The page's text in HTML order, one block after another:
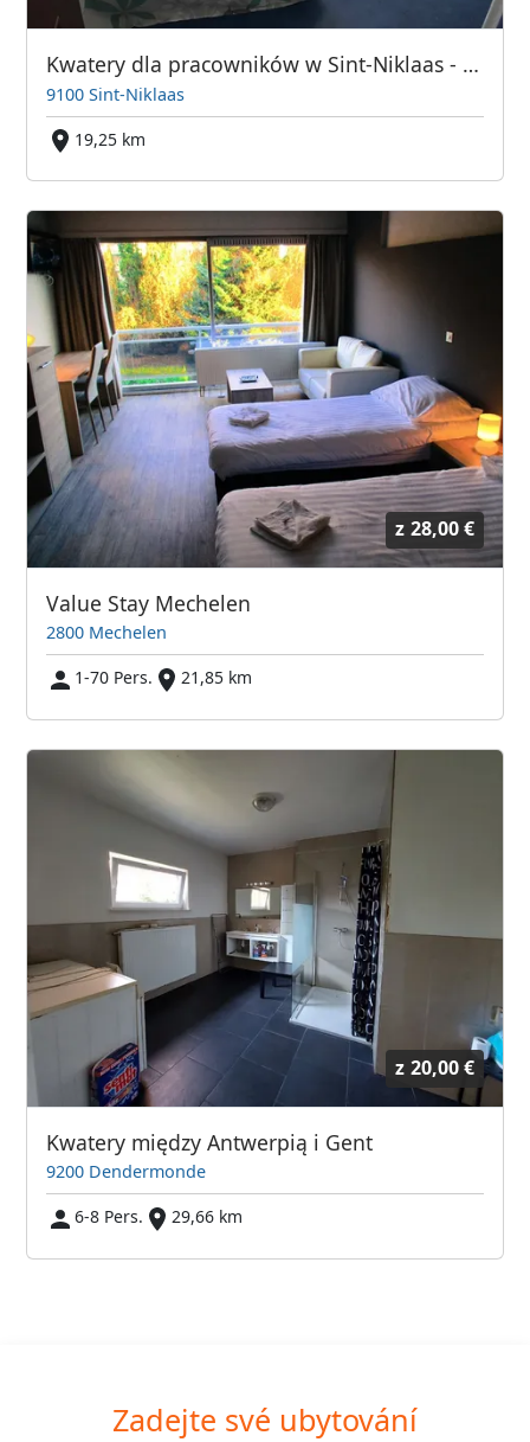
Kwatery dla pracowników w Sint-Niklaas - Belgia, między Antwerpią i Gent
9100 Sint-Niklaas
19,25 km
z 28,00 €
Value Stay Mechelen
2800 Mechelen
1-70 Pers.
21,85 km
z 20,00 €
Kwatery między Antwerpią i Gent
9200 Dendermonde
6-8 Pers.
29,66 km
Zadejte své ubytování